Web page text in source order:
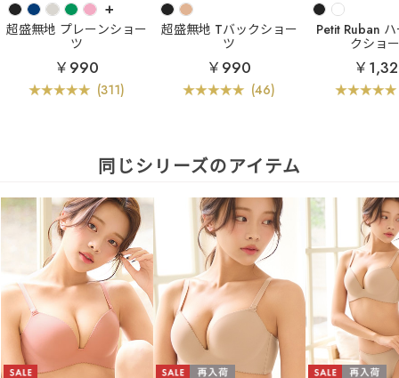
+
超盛無地 プレーンショー
ツ
￥990
(311)
超盛無地 Tバックショー
ツ
￥990
(46)
Petit Ruban
クショ
￥
同じシリーズのアイテム